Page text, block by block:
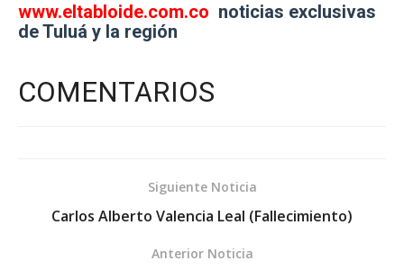
www.eltabloide.com.co noticias exclusivas
de Tuluá y la región
COMENTARIOS
Siguiente Noticia
Carlos Alberto Valencia Leal (Fallecimiento)
Anterior Noticia